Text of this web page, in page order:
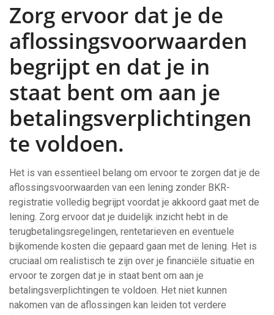
Zorg ervoor dat je de
aflossingsvoorwaarden
begrijpt en dat je in
staat bent om aan je
betalingsverplichtingen
te voldoen.
Het is van essentieel belang om ervoor te zorgen dat je de
aflossingsvoorwaarden van een lening zonder BKR-
registratie volledig begrijpt voordat je akkoord gaat met de
lening. Zorg ervoor dat je duidelijk inzicht hebt in de
terugbetalingsregelingen, rentetarieven en eventuele
bijkomende kosten die gepaard gaan met de lening. Het is
cruciaal om realistisch te zijn over je financiële situatie en
ervoor te zorgen dat je in staat bent om aan je
betalingsverplichtingen te voldoen. Het niet kunnen
nakomen van de aflossingen kan leiden tot verdere